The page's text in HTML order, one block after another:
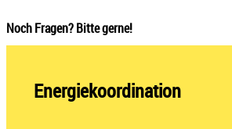
Noch Fragen? Bitte gerne!
Abteilung öffnen:
Energiekoordination